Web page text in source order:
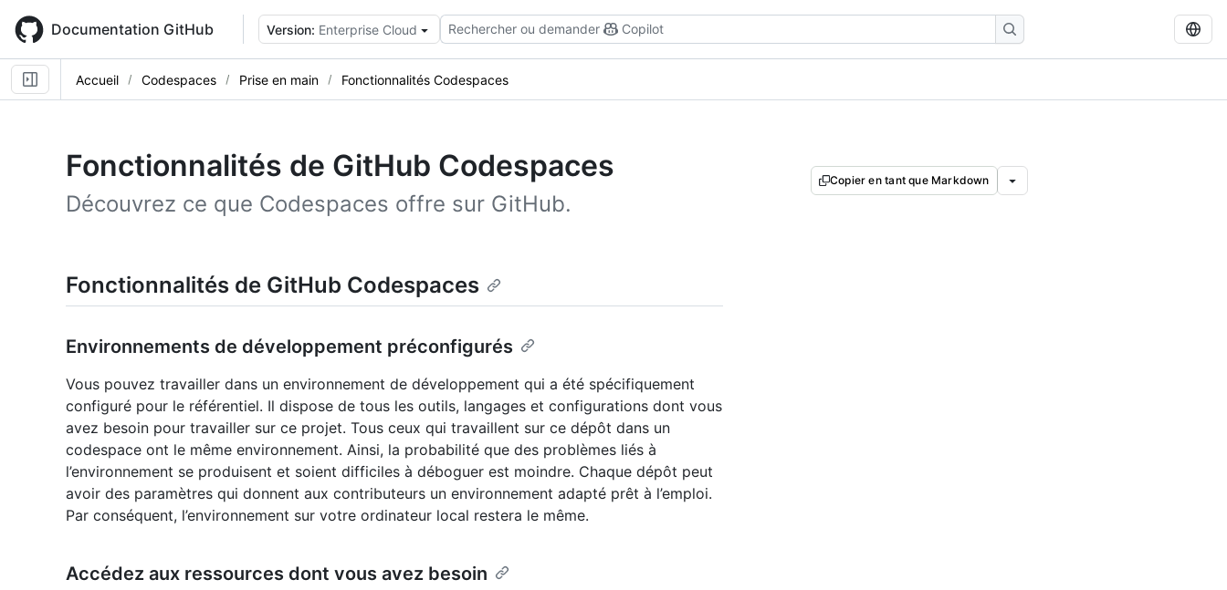
main
content
Documentation GitHub Version: Enterprise Cloud Rechercher ou demander Copilot
Accueil Codespaces Prise en main Fonctionnalités Codespaces
Fonctionnalités de GitHub Codespaces
Découvrez ce que Codespaces offre sur GitHub.
Copier en tant que Markdown
Fonctionnalités de GitHub Codespaces
Environnements de développement préconfigurés
Vous pouvez travailler dans un environnement de développement qui a été spécifiquement
configuré pour le référentiel. Il dispose de tous les outils, langages et configurations dont vous
avez besoin pour travailler sur ce projet. Tous ceux qui travaillent sur ce dépôt dans un
codespace ont le même environnement. Ainsi, la probabilité que des problèmes liés à
l’environnement se produisent et soient difficiles à déboguer est moindre. Chaque dépôt peut
avoir des paramètres qui donnent aux contributeurs un environnement adapté prêt à l’emploi.
Par conséquent, l’environnement sur votre ordinateur local restera le même.
Accédez aux ressources dont vous avez besoin